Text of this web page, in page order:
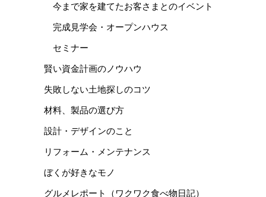
今まで家を建てたお客さまとのイベント
完成見学会・オープンハウス
セミナー
賢い資金計画のノウハウ
失敗しない土地探しのコツ
材料、製品の選び方
設計・デザインのこと
リフォーム・メンテナンス
ぼくが好きなモノ
グルメレポート（ワクワク食べ物日記）